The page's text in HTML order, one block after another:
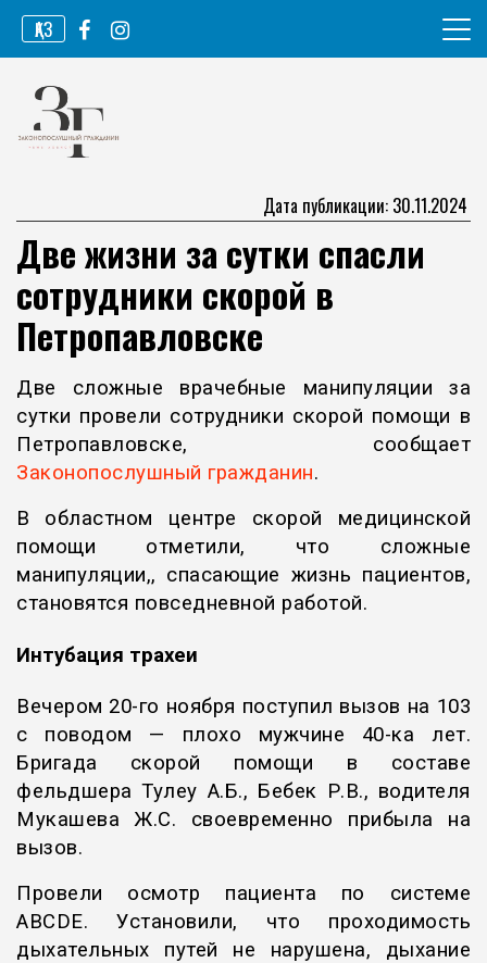
Перейти
содержимому
ҚАЗ
Законопослушный гражданин
Дата публикации: 30.11.2024
Две жизни за сутки спасли
сотрудники скорой в
Петропавловске
Две сложные врачебные манипуляции за
сутки провели сотрудники скорой помощи в
Петропавловске, сообщает
Законопослушный гражданин.
В областном центре скорой медицинской
помощи отметили, что сложные
манипуляции,, спасающие жизнь пациентов,
становятся повседневной работой.
Интубация трахеи
Вечером 20-го ноября поступил вызов на 103
с поводом — плохо мужчине 40-ка лет.
Бригада скорой помощи в составе
фельдшера Тулеу А.Б., Бебек Р.В., водителя
Мукашева Ж.С. своевременно прибыла на
вызов.
Провели осмотр пациента по системе
ABCDE. Установили, что проходимость
дыхательных путей не нарушена, дыхание